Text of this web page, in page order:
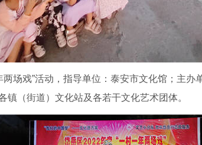
场戏”活动，指导单位：泰安市文化馆；主
镇（街道）文化站及各若干文化艺术团体。